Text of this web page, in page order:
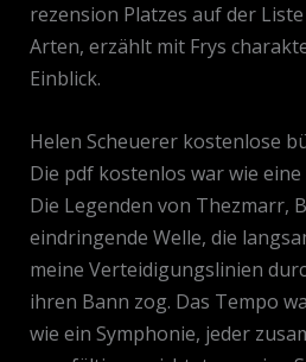
rezension Platzes auf der
Arten, erzählt mit Frys
Einblick.
Helen Scheuerer kostenlose
Die pdf kostenlos war wie eine
Die Legenden von Thezmarr,
eindringende Welle, die
meine Verteidigungslinien
ihren Bann zog. Das Tempo
wie ein Symphonie, jeder